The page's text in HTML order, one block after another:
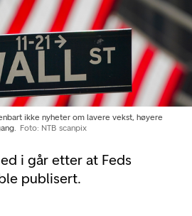
i går etter at Feds
publisert.
ikke nyheter om lavere vekst, høyere
Foto: NTB scanpix